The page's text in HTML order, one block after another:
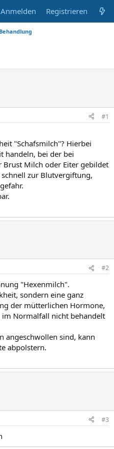
Anmelden Registrieren
#1
"Schafsmilch"? Hierbei
handeln, bei der bei
Brust Milch oder Eiter gebildet
zur Blutvergiftung,
#2
"Hexenmilch".
sondern eine ganz
der mütterlichen Hormone,
Normalfall nicht behandelt
angeschwollen sind, kann
abpolstern.
#3